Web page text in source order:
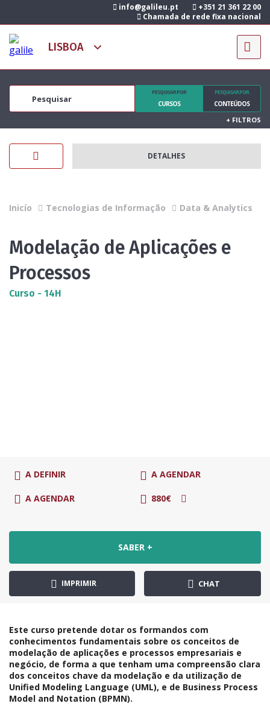
info@galileu.pt
+351 21 361 22 00
Chamada de rede fixa nacional
PESQUISAR POR
CURSOS
PESQUISAR POR
CONTEÚDOS
+ FILTROS
DETALHES
Inicío Tecnologias de Informação Data & Analytics
Modelação de Aplicações e
Processos
Curso - 14H
A DEFINIR A AGENDAR
A AGENDAR 880€
SABER +
IMPRIMIR CHAT
Este curso pretende dotar os formandos com
conhecimentos fundamentais sobre os conceitos de
modelação de aplicações e processos empresariais e
negócio, de forma a que tenham uma compreensão clara
dos conceitos chave da modelação e da utilização de
Unified Modeling Language (UML), e de Business Process
Model and Notation (BPMN).